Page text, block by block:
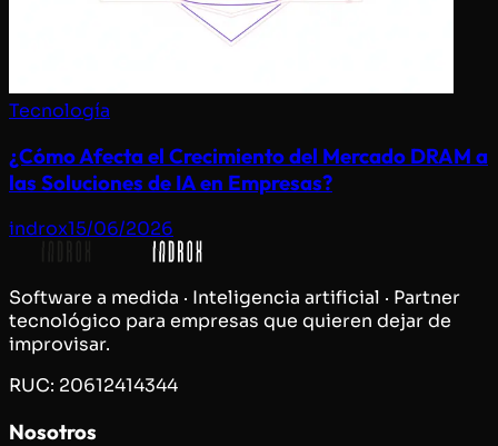
Tecnología
¿Cómo Afecta el Crecimiento del Mercado DRAM a
las Soluciones de IA en Empresas?
indrox15/06/2026
Software a medida · Inteligencia artificial · Partner
tecnológico para empresas que quieren dejar de
improvisar.
RUC: 20612414344
Nosotros